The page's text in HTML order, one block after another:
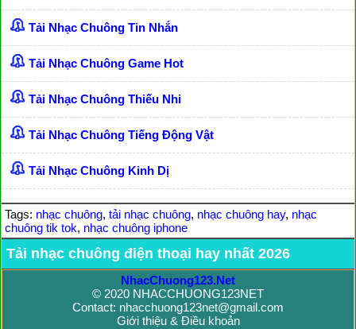
Tải Nhạc Chuông Tin Nhắn
Tải Nhạc Chuông Game Hot
Tải Nhạc Chuông Thiếu Nhi
Tải Nhạc Chuông Tiếng Động Vật
Tải Nhạc Chuông Kinh Dị
Tags: nhạc chuông, tải nhạc chuông, nhạc chuông hay, nhạc
chuông tik tok, nhạc chuông iphone
Tải nhạc chuông điện thoại hay nhất 2026
NhacChuong123.Net
© 2020 NHACCHUONG123NET
Contact: nhacchuong123net@gmail.com
Giới thiệu & Điều khoản